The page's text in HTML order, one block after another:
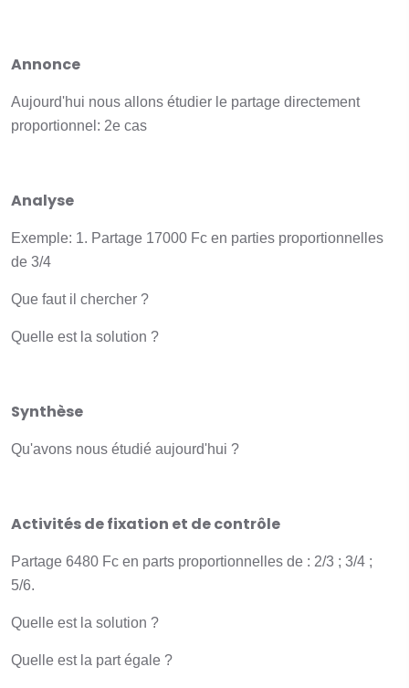
Annonce
Aujourd'hui nous allons étudier le partage directement
proportionnel: 2e cas
Analyse
Exemple: 1. Partage 17000 Fc en parties proportionnelles
de 3/4
Que faut il chercher ?
Quelle est la solution ?
Synthèse
Qu'avons nous étudié aujourd'hui ?
Activités de fixation et de contrôle
Partage 6480 Fc en parts proportionnelles de : 2/3 ; 3/4 ;
5/6.
Quelle est la solution ?
Quelle est la part égale ?